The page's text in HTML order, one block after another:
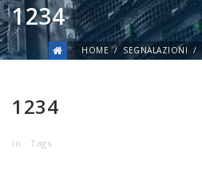
1234
HOME SEGNALAZIONI
1234
in Tags